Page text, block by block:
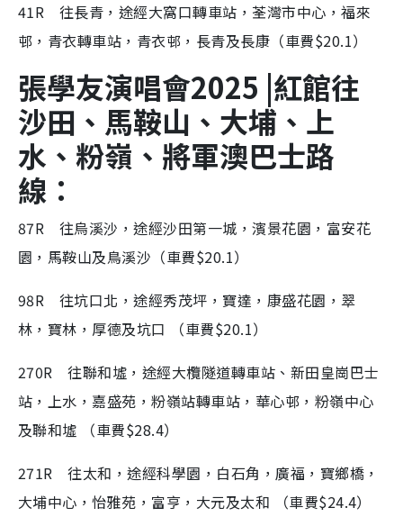
41R 往長青，途經大窩口轉車站，荃灣市中心，福來
邨，青衣轉車站，青衣邨，長青及長康（車費$20.1）
張學友演唱會2025 |紅館往
沙田、馬鞍山、大埔、上
水、粉嶺、將軍澳巴士路
線：
87R 往烏溪沙，途經沙田第一城，濱景花園，富安花
園，馬鞍山及鳥溪沙（車費$20.1）
98R 往坑口北，途經秀茂坪，寶達，康盛花園，翠
林，寶林，厚德及坑口 （車費$20.1）
270R 往聯和墟，途經大欖隧道轉車站、新田皇崗巴士
站，上水，嘉盛苑，粉嶺站轉車站，華心邨，粉嶺中心
及聯和墟 （車費$28.4）
271R 往太和，途經科學園，白石角，廣福，寶鄉橋，
大埔中心，怡雅苑，富亨，大元及太和 （車費$24.4）